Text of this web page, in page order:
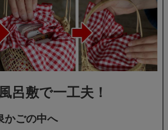
呂敷で一工夫！
かごの中へ